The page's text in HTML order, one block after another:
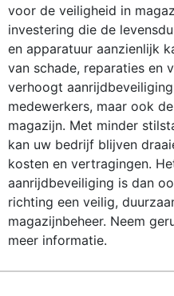
voor de veiligheid in
investering die de
en apparatuur aanzienlijk
van schade, reparaties en
verhoogt
medewerkers, maar ook
magazijn. Met minder
kan uw bedrijf blijven
kosten en vertragingen.
aanrijdbeveiliging is dan
richting een veilig,
magazijnbeheer. Neem
meer informatie.